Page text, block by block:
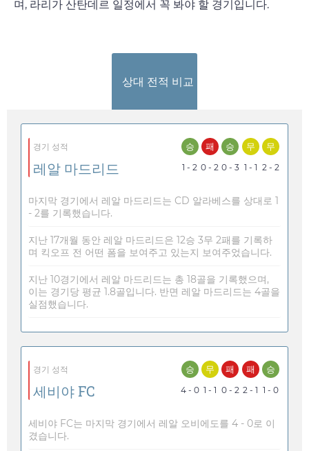
며, 라리가 산탄데르 일정에서 꼭 봐야 할 경기입니다.
상대 전적 비교
경기 성적
레알 마드리드
승
1 - 2
패
0 - 2
승
0 - 3
무
1 - 1
무
2 - 2
마지막 경기에서 레알 마드리드는 CD 알라베스를 상대로 1
- 2를 기록했습니다.
지난 17개월 동안 레알 마드리드은 12승 3무 2패를 기록하
며 킥오프 전 어떤 폼을 보여주고 있는지 보여주었습니다.
지난 10경기에서 레알 마드리드는 총 18골을 기록했으며,
이는 경기당 평균 1.8골입니다. 반면 레알 마드리드는 4골을
실점했습니다.
경기 성적
세비야 FC
승
4 - 0
무
1 - 1
패
0 - 2
패
2 - 1
승
1 - 0
세비야 FC는 마지막 경기에서 레알 오비에도를 4 - 0로 이
겼습니다.